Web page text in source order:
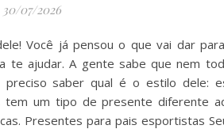
30/07/2026
Você já pensou o que vai dar
te ajudar. A gente sabe que nem
saber qual é o estilo dele:
tem um tipo de presente diferente
Presentes para pais esportistas